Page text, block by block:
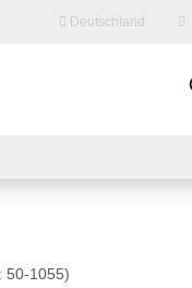
Deutschland
50-1055)